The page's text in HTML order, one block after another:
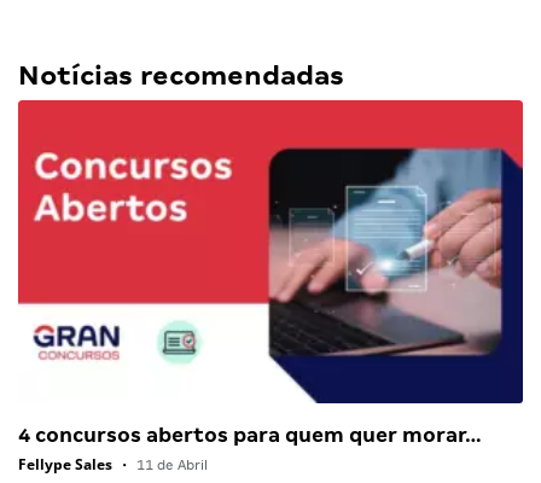
Notícias recomendadas
4 concursos abertos para quem quer morar…
Fellype Sales • 11 de Abril